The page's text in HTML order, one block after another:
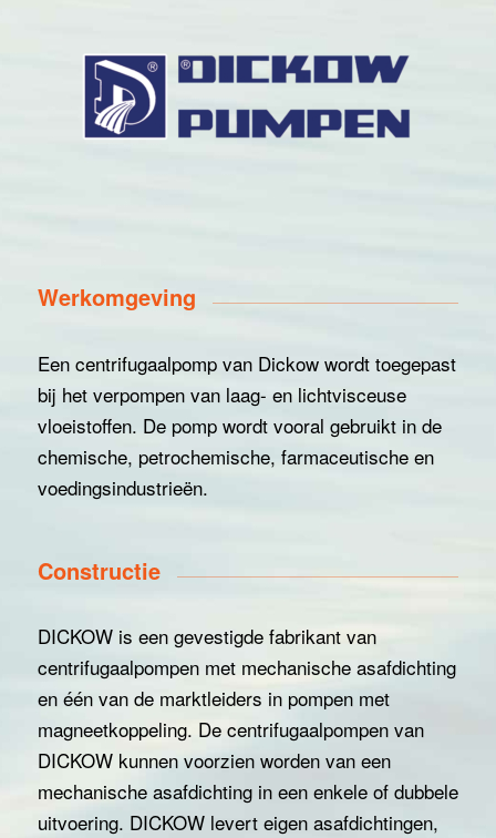
Werkomgeving
Een centrifugaalpomp van Dickow wordt toegepast
bij het verpompen van laag- en lichtvisceuse
vloeistoffen. De pomp wordt vooral gebruikt in de
chemische, petrochemische, farmaceutische en
voedingsindustrieën.
Constructie
DICKOW is een gevestigde fabrikant van
centrifugaalpompen met mechanische asafdichting
en één van de marktleiders in pompen met
magneetkoppeling. De centrifugaalpompen van
DICKOW kunnen voorzien worden van een
mechanische asafdichting in een enkele of dubbele
uitvoering. DICKOW levert eigen asafdichtingen,